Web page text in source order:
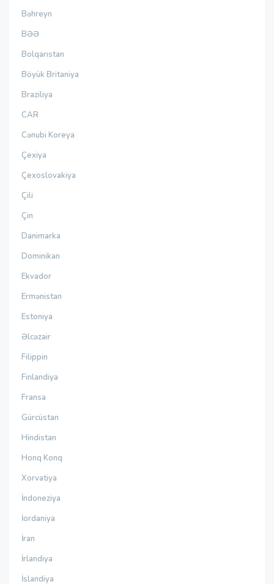
Bəhreyn
BƏƏ
Bolqarıstan
Böyük Britaniya
Braziliya
CAR
Cənubi Koreya
Çexiya
Çexoslovakiya
Çili
Çin
Danimarka
Dominikan
Ekvador
Ermənistan
Estoniya
Əlcəzair
Filippin
Finlandiya
Fransa
Gürcüstan
Hindistan
Honq Konq
Xorvatiya
İndoneziya
İordaniya
İran
İrlandiya
İslandiya